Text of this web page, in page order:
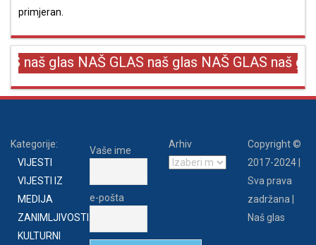
primjeran.
naš glas NAŠ GLAS naš glas NAŠ GLAS naš
Kategorije:
VIJESTI
VIJESTI IZ
MEDIJA
ZANIMLJIVOSTI
KULTURNI
Vaše ime
e-pošta
Arhiv
Arhiv
Copyright ©
2017-2024 |
Sva prava
zadržana |
Naš glas